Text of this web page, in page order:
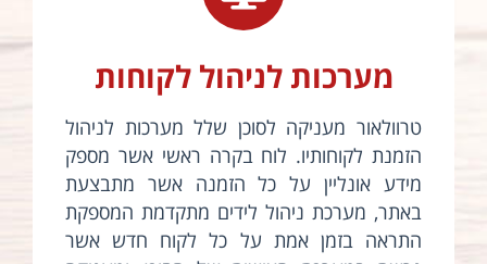
מערכות לניהול לקוחות
טרוולאור מעניקה לסוכן שלל מערכות לניהול
הזמנת לקוחותיו. לוח בקרה ראשי אשר מספק
מידע אונליין על כל הזמנה אשר מתבצעת
באתר, מערכת ניהול לידים מתקדמת המספקת
התראה בזמן אמת על כל לקוח חדש אשר